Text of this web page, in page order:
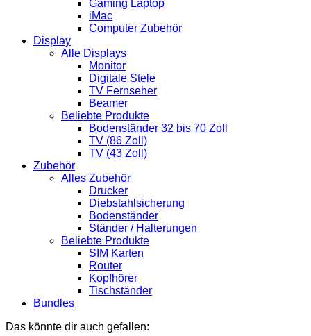
Gaming Laptop
iMac
Computer Zubehör
Display
Alle Displays
Monitor
Digitale Stele
TV Fernseher
Beamer
Beliebte Produkte
Bodenständer 32 bis 70 Zoll
TV (86 Zoll)
TV (43 Zoll)
Zubehör
Alles Zubehör
Drucker
Diebstahlsicherung
Bodenständer
Ständer / Halterungen
Beliebte Produkte
SIM Karten
Router
Kopfhörer
Tischständer
Bundles
Das könnte dir auch gefallen: